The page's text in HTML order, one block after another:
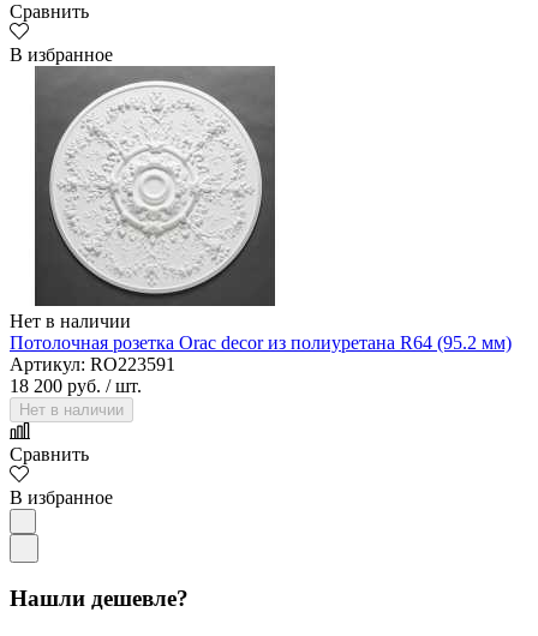
Сравнить
В избранное
Нет в наличии
Потолочная розетка Orac decor из полиуретана R64 (95.2 мм)
Артикул: RO223591
18 200 руб. / шт.
Нет в наличии
Сравнить
В избранное
Нашли дешевле?